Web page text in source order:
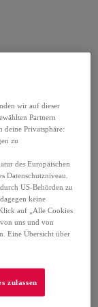
wir auf dieser
Partnern
deine Privatsphäre:
zu
des Europäischen
Datenschutzniveau.
US-Behörden zu
keine
auf „Alle Cookies
von uns und von
Eine Übersicht über
zulassen